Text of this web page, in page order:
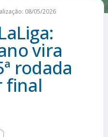
08/05/2026
vira
rodada
final